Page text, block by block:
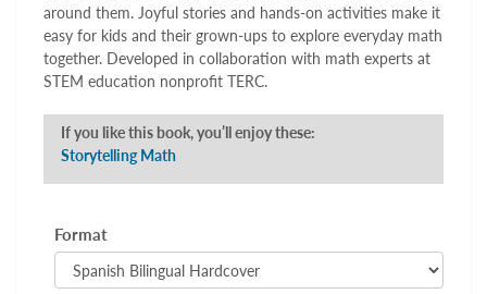
around them. Joyful stories and hands-on activities make it
easy for kids and their grown-ups to explore everyday math
together. Developed in collaboration with math experts at
STEM education nonprofit TERC.
If you like this book, you’ll enjoy these:
Storytelling Math
Format